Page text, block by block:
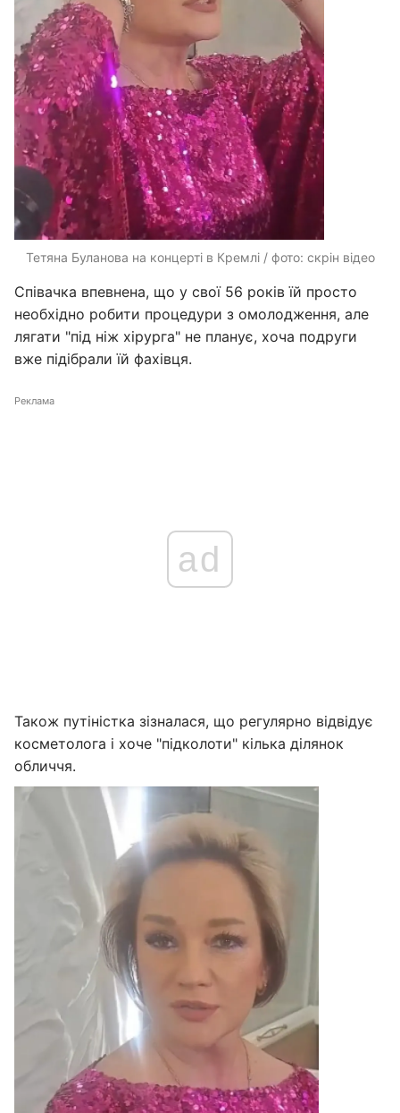
Тетяна Буланова на концерті в Кремлі / фото: скрін відео
Співачка впевнена, що у свої 56 років їй просто
необхідно робити процедури з омолодження, але
лягати "під ніж хірурга" не планує, хоча подруги
вже підібрали їй фахівця.
Реклама
ad
Також путіністка зізналася, що регулярно відвідує
косметолога і хоче "підколоти" кілька ділянок
обличчя.